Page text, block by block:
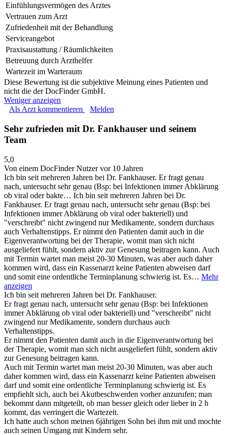
Einfühlungsvermögen des Arztes
Vertrauen zum Arzt
Zufriedenheit mit der Behandlung
Serviceangebot
Praxisaustattung / Räumlichkeiten
Betreuung durch Arzthelfer
Wartezeit im Warteraum
Diese Bewertung ist die subjektive Meinung eines Patienten und
nicht die der DocFinder GmbH.
Weniger anzeigen
Als Arzt kommentieren
Melden
Sehr zufrieden mit Dr. Fankhauser und seinem
Team
5,0
Von einem DocFinder Nutzervor 10 Jahren
Ich bin seit mehreren Jahren bei Dr. Fankhauser. Er fragt genau
nach, untersucht sehr genau (Bsp: bei Infektionen immer Abklärung
ob viral oder bakte… Ich bin seit mehreren Jahren bei Dr.
Fankhauser. Er fragt genau nach, untersucht sehr genau (Bsp: bei
Infektionen immer Abklärung ob viral oder bakteriell) und
"verschreibt" nicht zwingend nur Medikamente, sondern durchaus
auch Verhaltenstipps. Er nimmt den Patienten damit auch in die
Eigenverantwortung bei der Therapie, womit man sich nicht
ausgeliefert fühlt, sondern aktiv zur Genesung beitragen kann. Auch
mit Termin wartet man meist 20-30 Minuten, was aber auch daher
kommen wird, dass ein Kassenarzt keine Patienten abweisen darf
und somit eine ordentliche Terminplanung schwierig ist. Es… Mehr
anzeigen
Ich bin seit mehreren Jahren bei Dr. Fankhauser.
Er fragt genau nach, untersucht sehr genau (Bsp: bei Infektionen
immer Abklärung ob viral oder bakteriell) und "verschreibt" nicht
zwingend nur Medikamente, sondern durchaus auch
Verhaltenstipps.
Er nimmt den Patienten damit auch in die Eigenverantwortung bei
der Therapie, womit man sich nicht ausgeliefert fühlt, sondern aktiv
zur Genesung beitragen kann.
Auch mit Termin wartet man meist 20-30 Minuten, was aber auch
daher kommen wird, dass ein Kassenarzt keine Patienten abweisen
darf und somit eine ordentliche Terminplanung schwierig ist. Es
empfiehlt sich, auch bei Akutbeschwerden vorher anzurufen; man
bekommt dann mitgeteilt, ob man besser gleich oder lieber in 2 h
kommt, das verringert die Wartezeit.
Ich hatte auch schon meinen 6jährigen Sohn bei ihm mit und mochte
auch seinen Umgang mit Kindern sehr.